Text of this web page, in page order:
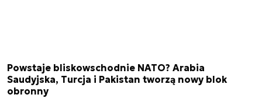
Powstaje bliskowschodnie NATO? Arabia
Saudyjska, Turcja i Pakistan tworzą nowy blok
obronny